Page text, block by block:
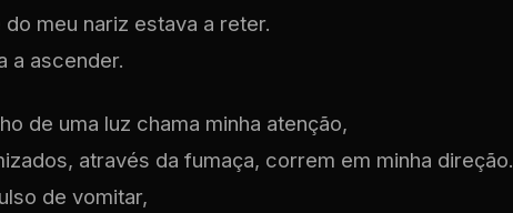
meu nariz estava a reter.
a ascender.
de uma luz chama minha atenção,
através da fumaça, correm em minha direção.
de vomitar,